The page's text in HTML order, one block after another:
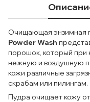
Очищающая энзимная
Powder Wash
порошок, который при
нежную и воздушную
кожи различные
скрабам или пилингам.
Пудра очищает кожу